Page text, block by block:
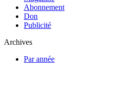
Abonnement
Don
Publicité
Archives
Par année